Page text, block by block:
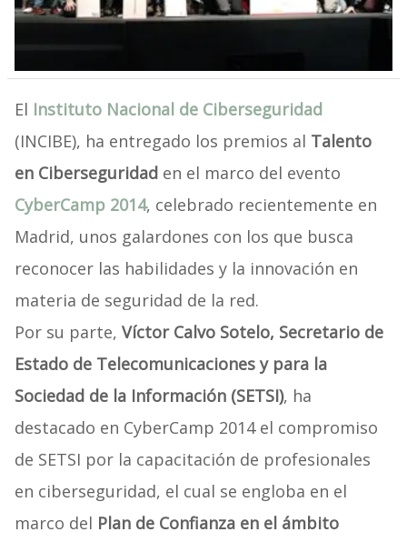
El Instituto Nacional de Ciberseguridad
(INCIBE), ha entregado los premios al Talento
en Ciberseguridaden el marco del evento
CyberCamp 2014, celebrado recientemente en
Madrid, unos galardones con los que busca
reconocer las habilidades y la innovación en
materia de seguridad de la red.
Por su parte, Víctor Calvo Sotelo, Secretario de
Estado de Telecomunicaciones y para la
Sociedad de la Información (SETSI), ha
destacado en CyberCamp 2014 el compromiso
de SETSI por la capacitación de profesionales
en ciberseguridad, el cual se engloba en el
marco del Plan de Confianza en el ámbito